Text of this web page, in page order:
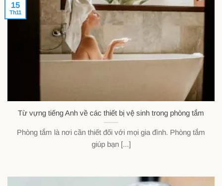
Từ vựng tiếng Anh về các thiết bị vệ sinh trong phòng tắm
Phòng tắm là nơi cần thiết đối với mọi gia đình. Phòng tắm
giúp bạn [...]
15
Th11